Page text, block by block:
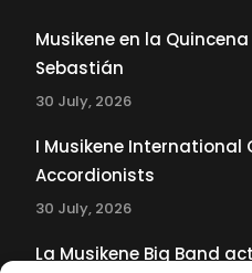
Musikene en la
Sebastián
30 July, 2026
I Musikene
Accordionists
30 July, 2026
La Musikene Big Band